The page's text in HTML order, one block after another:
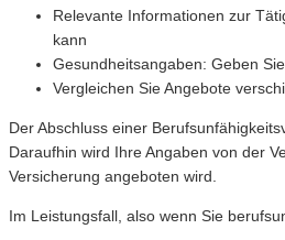
Relevante Informationen zur
kann
Gesundheitsangaben: Geben
Vergleichen Sie Angebote
Der Abschluss einer
Daraufhin wird Ihre Angaben von der
Versicherung angeboten wird.
Im Leistungsfall, also wenn Sie